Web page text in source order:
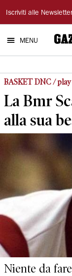
Gazzetta
di
Reggio
Iscriviti alle Newsletter
MENU
BASKET DNC /
La Bmr
alla sua
Niente da